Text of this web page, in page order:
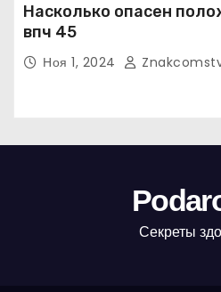
Насколько опасен
впч 45
Ноя 1, 2024
Секреты